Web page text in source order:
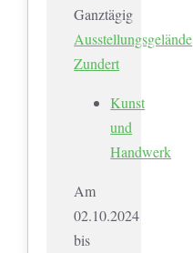
Ganztägig
Ausstellungsgelände
Zundert
Kunst
und
Handwerk
Am
02.10.2024
bis